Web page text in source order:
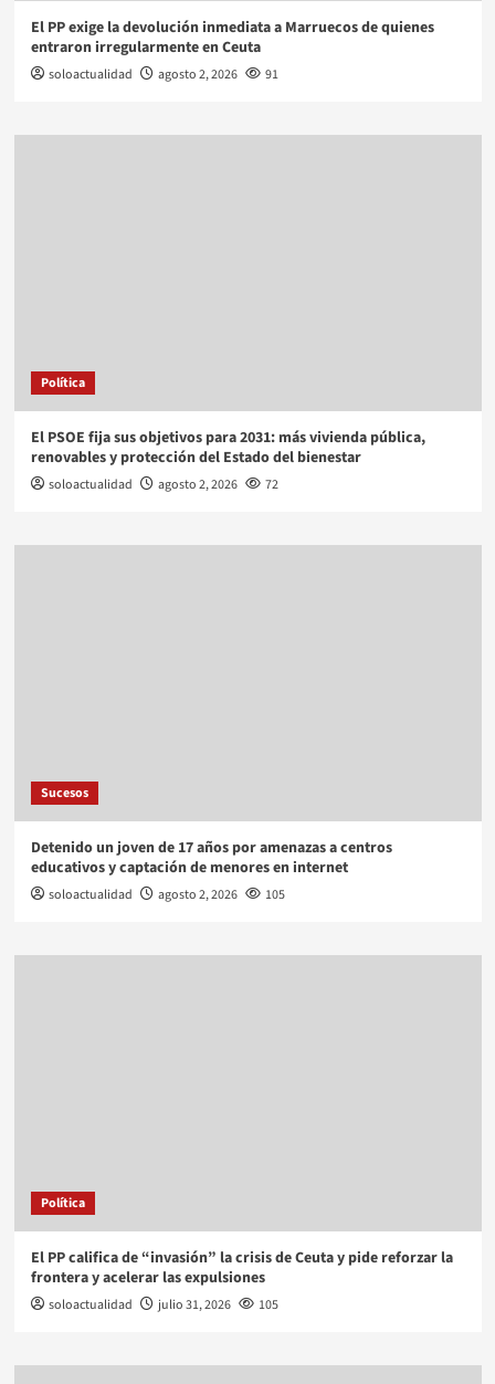
El PP exige la devolución inmediata a Marruecos de quienes
entraron irregularmente en Ceuta
soloactualidad agosto 2, 2026 91
Política
El PSOE fija sus objetivos para 2031: más vivienda pública,
renovables y protección del Estado del bienestar
soloactualidad agosto 2, 2026 72
Sucesos
Detenido un joven de 17 años por amenazas a centros
educativos y captación de menores en internet
soloactualidad agosto 2, 2026 105
Política
El PP califica de “invasión” la crisis de Ceuta y pide reforzar la
frontera y acelerar las expulsiones
soloactualidad julio 31, 2026 105